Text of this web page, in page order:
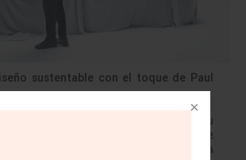
sustentable con el toque de Paul
)creado por Paul Smith celebrará su
en Londres el 12 de agosto de 2021 Este
hecho a medida, es producto de la